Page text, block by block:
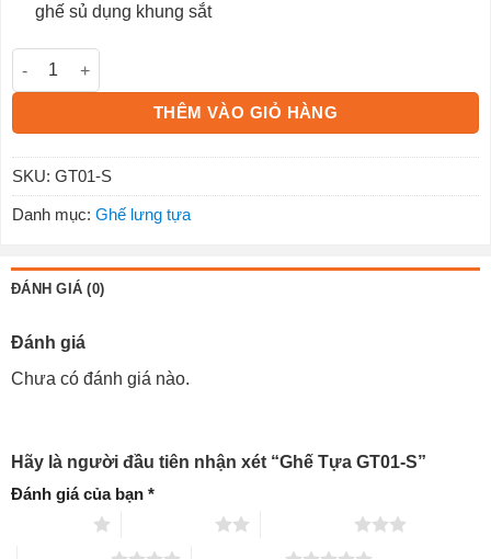
ghế sủ dụng khung sắt
Ghế Tựa GT01-S số lượng
THÊM VÀO GIỎ HÀNG
SKU: GT01-S
Danh mục: Ghế lưng tựa
ĐÁNH GIÁ (0)
Đánh giá
Chưa có đánh giá nào.
Hãy là người đầu tiên nhận xét “Ghế Tựa GT01-S”
Đánh giá của bạn *